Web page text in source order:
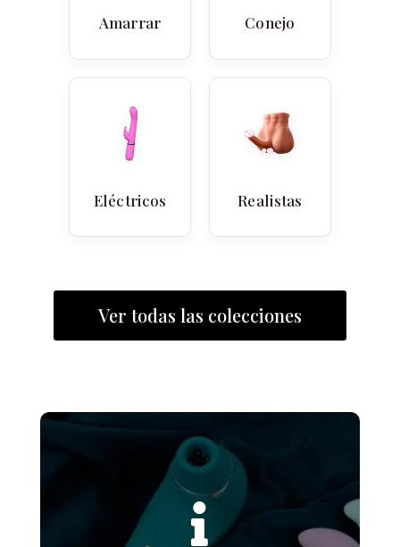
Amarrar Conejo
Eléctricos Realistas
Ver todas las colecciones
